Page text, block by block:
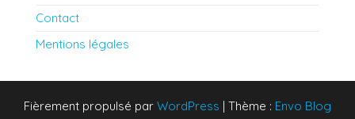
Contact
Mentions légales
Fièrement propulsé par WordPress | Thème : Envo Blog